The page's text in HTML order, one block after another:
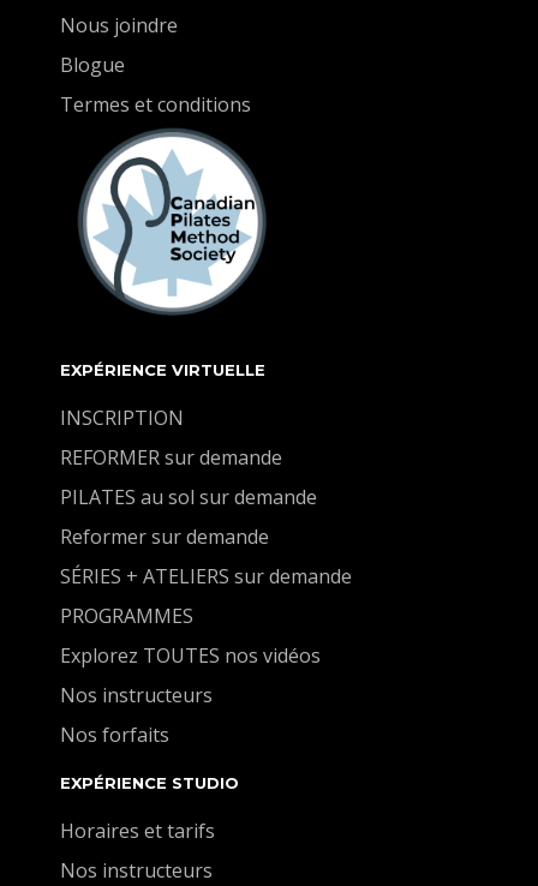
Nous joindre
Blogue
Termes et conditions
EXPÉRIENCE VIRTUELLE
INSCRIPTION
REFORMER sur demande
PILATES au sol sur demande
Reformer sur demande
SÉRIES + ATELIERS sur demande
PROGRAMMES
Explorez TOUTES nos vidéos
Nos instructeurs
Nos forfaits
EXPÉRIENCE STUDIO
Horaires et tarifs
Nos instructeurs